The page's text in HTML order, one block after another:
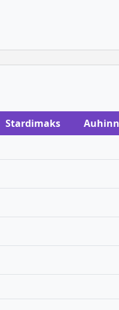
Stardimaks